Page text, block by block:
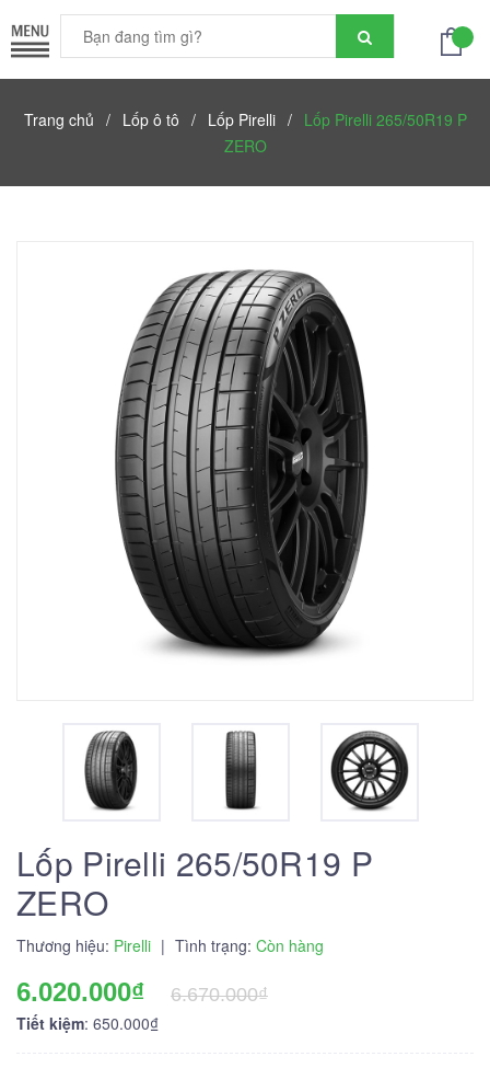
Trang chủ / Lốp ô tô / Lốp Pirelli / Lốp Pirelli 265/50R19 P
ZERO
Lốp Pirelli 265/50R19 P
ZERO
Thương hiệu: Pirelli | Tình trạng: Còn hàng
6.020.000₫
6.670.000₫
Tiết kiệm: 650.000₫